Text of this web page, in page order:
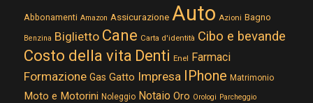
Abbonamenti Amazon Assicurazione Auto Azioni Bagno
Benzina Biglietto Cane Carta d'identità Cibo e bevande
Costo della vita Denti Enel Farmaci
Formazione Gas Gatto Impresa IPhone Matrimonio
Moto e Motorini Noleggio Notaio Oro Orologi Parcheggio